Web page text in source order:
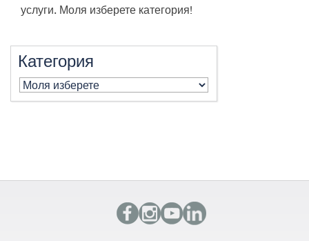
услуги. Моля изберете категория!
Категория